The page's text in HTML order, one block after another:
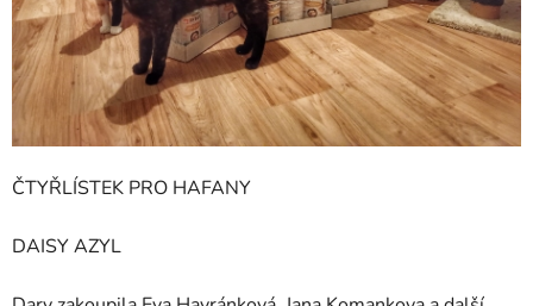
ČTYŘLÍSTEK PRO HAFANY
DAISY AZYL